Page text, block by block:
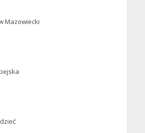
Mazowiecki